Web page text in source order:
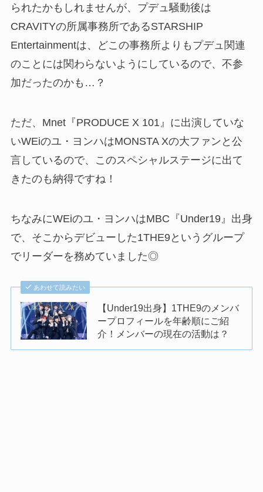
られたかもしれませんが、プデュ騒動後は
CRAVITYの所属事務所であるSTARSHIP
Entertainmentは、どこの事務所よりもプデュ関連
のことには関わらないようにしているので、不参
加だったのかも…？
ただ、Mnet『PRODUCE X 101』に出演していな
いWEiのユ・ヨンハはMONSTA Xの大ファンと公
言しているので、このスペシャルステージに出て
きたのも納得ですね！
ちなみにWEiのユ・ヨンハはMBC『Under19』出身
で、そこからデビューした1THE9というグループ
でリーダーを務めていました◎
あわせて読みたい
【Under19出身】1THE9のメンバ
ープロフィールを年齢順にご紹
介！メンバーの現在の活動は？